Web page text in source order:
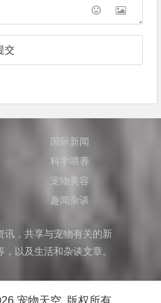
国际新闻
科学喂养
宠物美容
趣闻杂谈
讯，共享与宠物有关的新
以及生活和杂谈文章。
宠物天空 版权所有